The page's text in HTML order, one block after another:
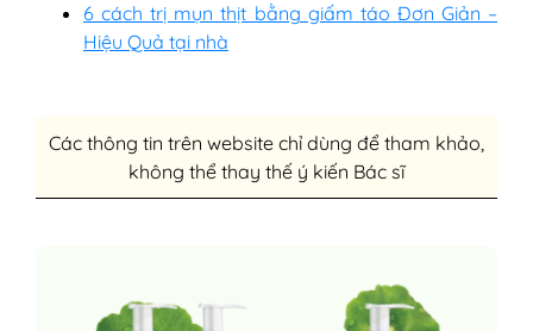
6 cách trị mụn thịt bằng giấm táo Đơn Giản –
Hiệu Quả tại nhà
Các thông tin trên website chỉ dùng để tham khảo,
không thể thay thế ý kiến Bác sĩ